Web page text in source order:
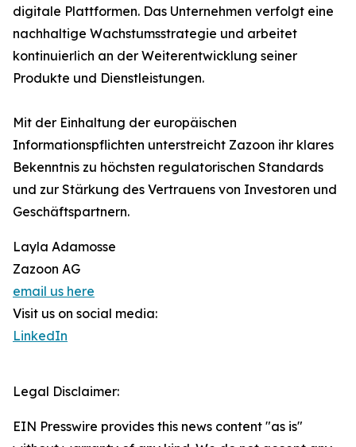
digitale Plattformen. Das Unternehmen verfolgt eine
nachhaltige Wachstumsstrategie und arbeitet
kontinuierlich an der Weiterentwicklung seiner
Produkte und Dienstleistungen.
Mit der Einhaltung der europäischen
Informationspflichten unterstreicht Zazoon ihr klares
Bekenntnis zu höchsten regulatorischen Standards
und zur Stärkung des Vertrauens von Investoren und
Geschäftspartnern.
Layla Adamosse
Zazoon AG
email us here
Visit us on social media:
LinkedIn
Legal Disclaimer:
EIN Presswire provides this news content "as is"